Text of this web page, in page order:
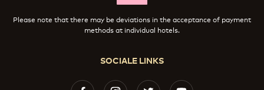
SOCIALE LINKS
Please note that there may be deviations in the acceptance of payment
methods at individual hotels.